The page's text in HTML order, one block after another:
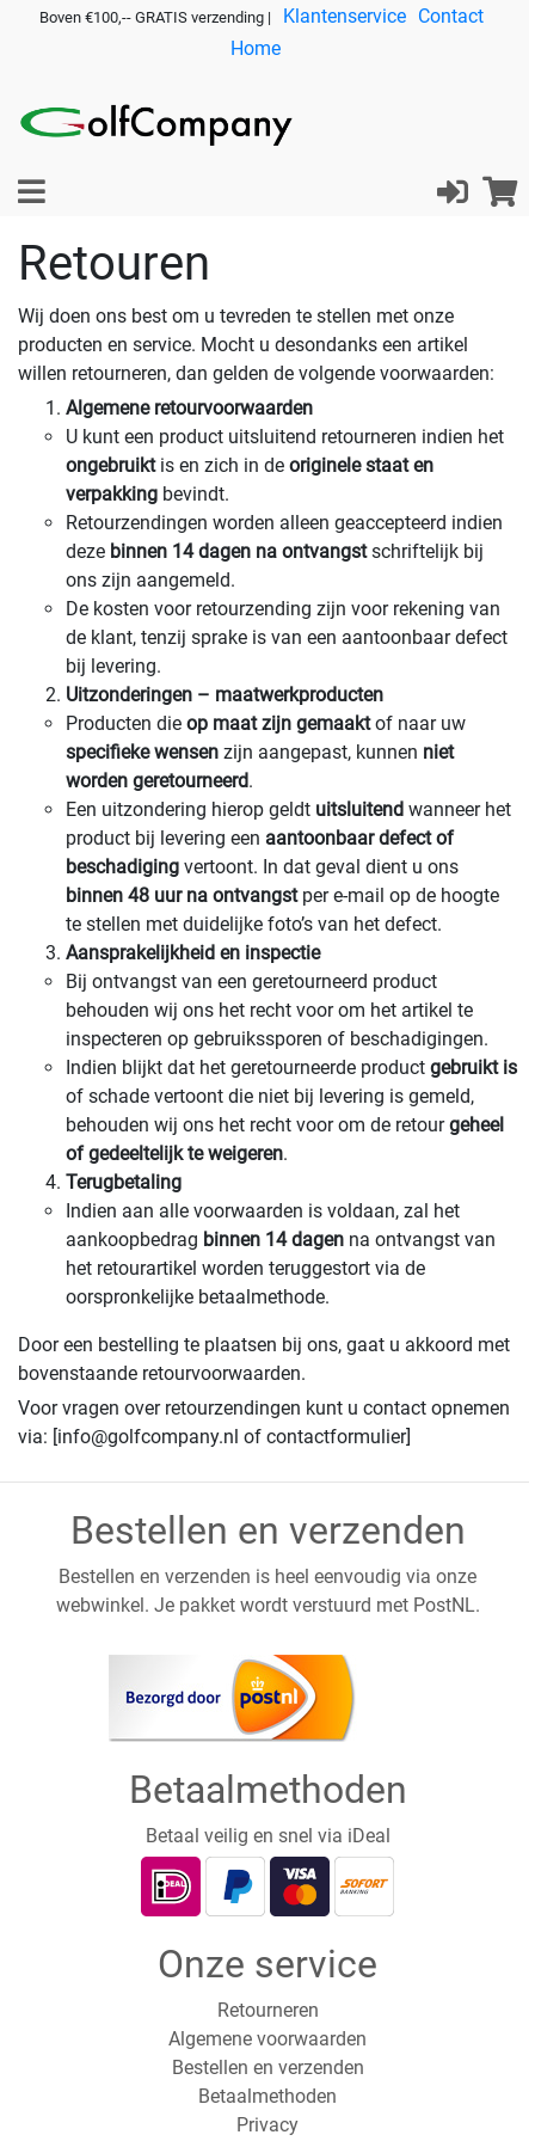
Boven €100,-- GRATIS verzending | Klantenservice Contact
Home
Retouren
Wij doen ons best om u tevreden te stellen met onze
producten en service. Mocht u desondanks een artikel
willen retourneren, dan gelden de volgende voorwaarden:
Algemene retourvoorwaarden
U kunt een product uitsluitend retourneren indien het
ongebruiktis en zich in de originele staat en
verpakking bevindt.
Retourzendingen worden alleen geaccepteerd indien
deze binnen 14 dagen na ontvangstschriftelijk bij
ons zijn aangemeld.
De kosten voor retourzending zijn voor rekening van
de klant, tenzij sprake is van een aantoonbaar defect
bij levering.
Uitzonderingen – maatwerkproducten
Producten die op maat zijn gemaaktof naar uw
specifieke wensen zijn aangepast, kunnen niet
worden geretourneerd.
Een uitzondering hierop geldt uitsluitend wanneer het
product bij levering een aantoonbaar defect of
beschadiging vertoont. In dat geval dient u ons
binnen 48 uur na ontvangstper e-mail op de hoogte
te stellen met duidelijke foto’s van het defect.
Aansprakelijkheid en inspectie
Bij ontvangst van een geretourneerd product
behouden wij ons het recht voor om het artikel te
inspecteren op gebruikssporen of beschadigingen.
Indien blijkt dat het geretourneerde product gebruikt is
of schade vertoont die niet bij levering is gemeld,
behouden wij ons het recht voor om de retourgeheel
of gedeeltelijk te weigeren.
Terugbetaling
Indien aan alle voorwaarden is voldaan, zal het
aankoopbedrag binnen 14 dagen na ontvangst van
het retourartikel worden teruggestort via de
oorspronkelijke betaalmethode.
Door een bestelling te plaatsen bij ons, gaat u akkoord met
bovenstaande retourvoorwaarden.
Voor vragen over retourzendingen kunt u contact opnemen
via: [info@golfcompany.nl of contactformulier]
Bestellen en verzenden
Bestellen en verzenden is heel eenvoudig via onze
webwinkel. Je pakket wordt verstuurd met PostNL.
Betaalmethoden
Betaal veilig en snel via iDeal
Onze service
Retourneren
Algemene voorwaarden
Bestellen en verzenden
Betaalmethoden
Privacy